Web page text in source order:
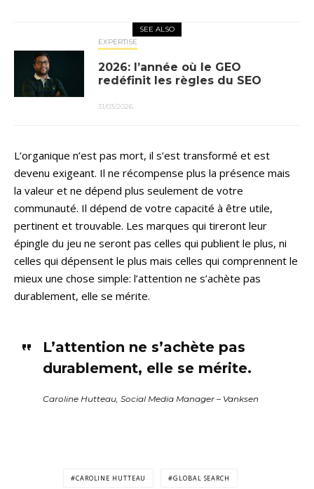
SEE ALSO
EXPERTISE
2026: l’année où le GEO
redéfinit les règles du SEO
31/03/2026
L’organique n’est pas mort, il s’est transformé et est
devenu exigeant. Il ne récompense plus la présence mais
la valeur et ne dépend plus seulement de votre
communauté. Il dépend de votre capacité à être utile,
pertinent et trouvable. Les marques qui tireront leur
épingle du jeu ne seront pas celles qui publient le plus, ni
celles qui dépensent le plus mais celles qui comprennent le
mieux une chose simple: l’attention ne s’achète pas
durablement, elle se mérite.
L’attention ne s’achète pas
durablement, elle se mérite.
Caroline Hutteau, Social Media Manager – Vanksen
CAROLINE HUTTEAU GLOBAL SEARCH